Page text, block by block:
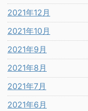
2021年12月
2021年10月
2021年9月
2021年8月
2021年7月
2021年6月